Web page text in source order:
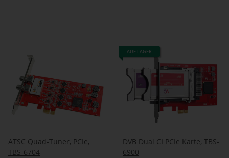
ATSC Quad-Tuner, PCIe,
TBS-6704
AUF LAGER
DVB Dual CI PCIe Karte, TBS-
6900